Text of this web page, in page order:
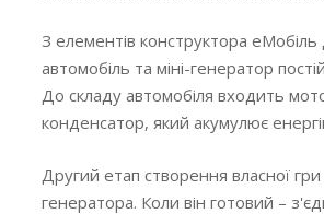
З елементів конструктора
автомобіль та міні-генератор
До складу автомобіля входить
конденсатор, який акумулює
Другий етап створення власної
генератора. Коли він готовий –